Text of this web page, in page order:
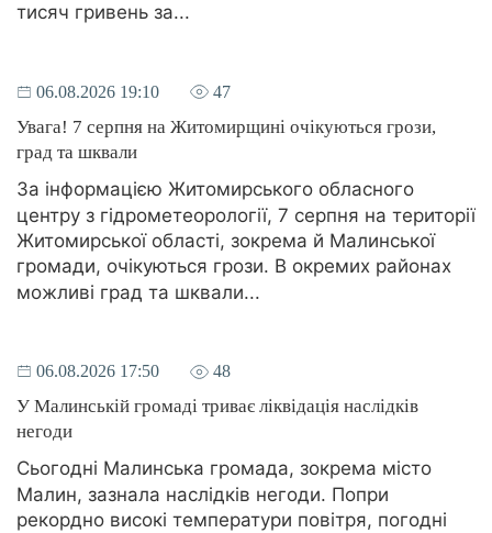
тисяч гривень за...
06.08.2026 19:10 47
Увага! 7 серпня на Житомирщині очікуються грози,
град та шквали
За інформацією Житомирського обласного
центру з гідрометеорології, 7 серпня на території
Житомирської області, зокрема й Малинської
громади, очікуються грози. В окремих районах
можливі град та шквали...
06.08.2026 17:50 48
У Малинській громаді триває ліквідація наслідків
негоди
Сьогодні Малинська громада, зокрема місто
Малин, зазнала наслідків негоди. Попри
рекордно високі температури повітря, погодні